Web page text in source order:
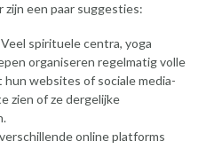
een paar suggesties:
spirituele centra, yoga
organiseren regelmatig volle
hun websites of sociale media-
zien of ze dergelijke
online platforms